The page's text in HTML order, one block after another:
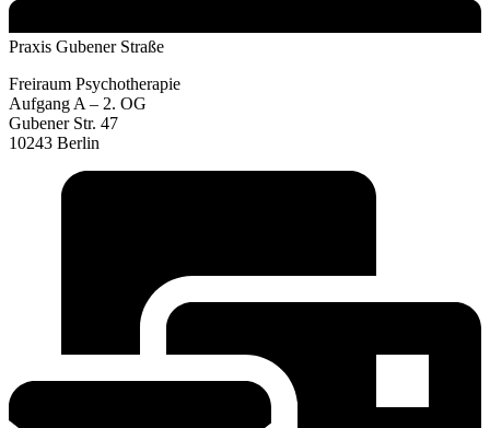
Praxis Gubener Straße
Freiraum Psychotherapie
Aufgang A – 2. OG
Gubener Str. 47
10243 Berlin